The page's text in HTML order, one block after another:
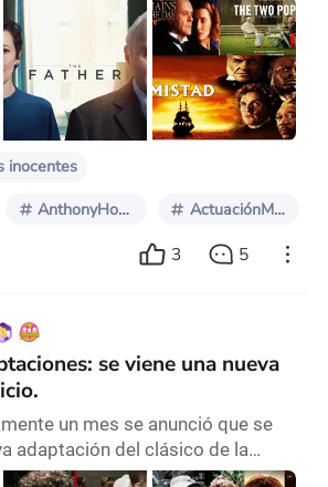
Es su forma de desaparecer
y, a la vez, revelarse
ser humano. En él, el arte de
es comunión. Es por eso que,
a él. Hop
inocentes
AnthonyHopkins ActuaciónMaestra
3 5
se viene una nueva
un mes se anunció que se
adaptación del clásico de la
Orgullo y prejuicio, escrito allá por